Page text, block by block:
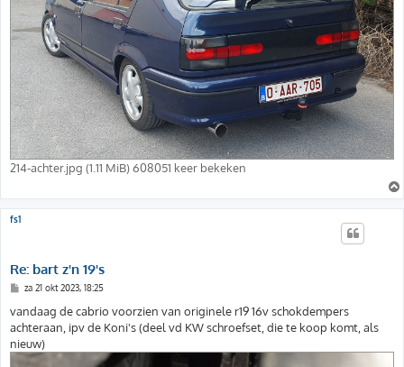
214-achter.jpg (1.11 MiB) 608051 keer bekeken
fs1
Re: bart z'n 19's
B
r
i
c
h
t
za 21 okt 2023, 18:25
vandaag de cabrio voorzien van originele r19 16v schokdempers
achteraan, ipv de Koni's (deel vd KW schroefset, die te koop komt, als
nieuw)